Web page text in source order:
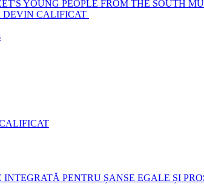
YOUNG PEOPLE FROM THE SOUTH
DEVIN CALIFICAT
PENTRU ȘANSE EGALE ȘI